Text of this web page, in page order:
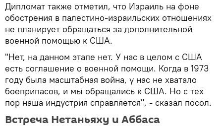
Дипломат также отметил, что Израиль на фоне
обострения в палестино-израильских отношениях
не планирует обращаться за дополнительной
военной помощью к США.
"Нет, на данном этапе нет. У нас в целом с США
есть соглашение о военной помощи. Когда в 1973
году была масштабная война, у нас не хватало
боеприпасов, и мы обращались к США. Но с тех
пор наша индустрия справляется", - сказал посол.
Встреча Нетаньяху и Аббаса